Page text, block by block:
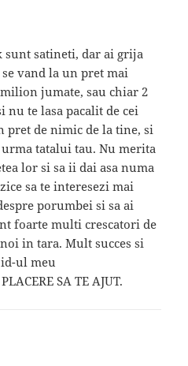
sunt satineti, dar ai grija
vand la un pret mai
jumate, sau chiar 2
nu te lasa pacalit de cei
pret de nimic de la tine, si
tatalui tau. Nu merita
lor si sa ii dai asa numa
sa te interesezi mai
porumbei si sa ai
foarte multi crescatori de
in tara. Mult succes si
ul meu
SA TE AJUT.